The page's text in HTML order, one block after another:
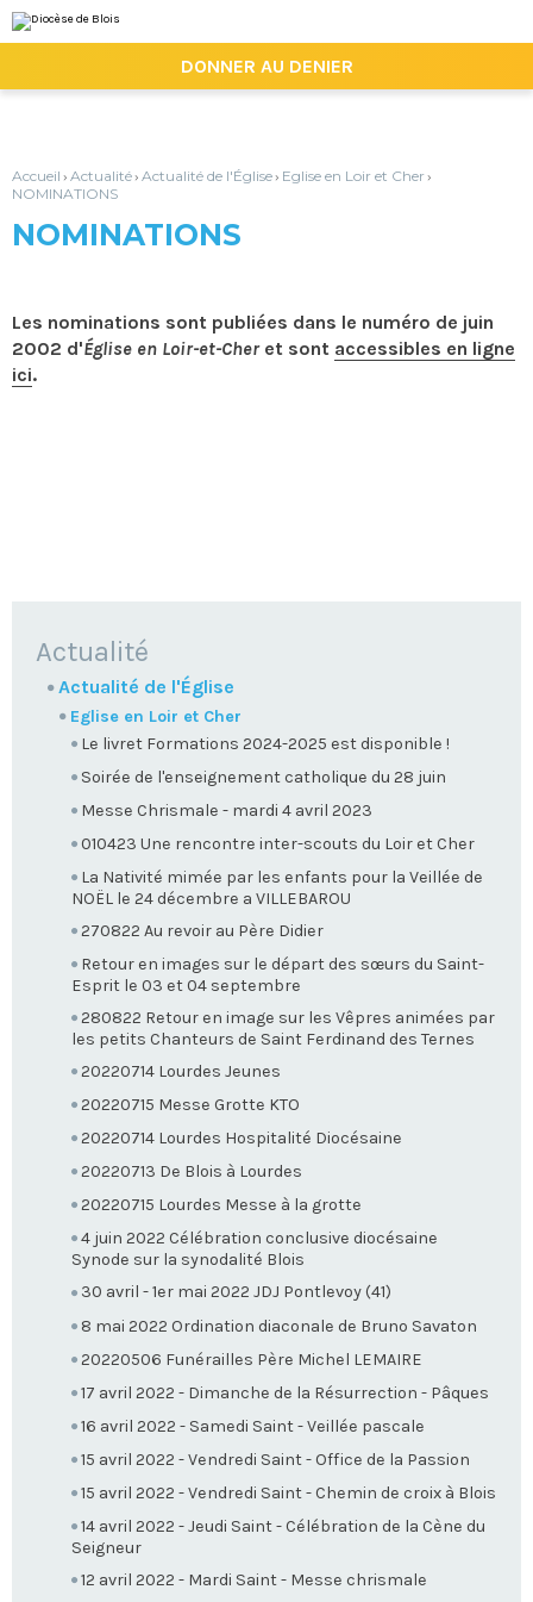
au
contenu.
la
personnels
DONNER AU DENIER
Accueil › Actualité› Actualité de l'Église› Eglise en Loir et Cher›
NOMINATIONS
NOMINATIONS
Les nominations sont publiées dans le numéro de juin
2002 d'Église en Loir-et-Cheret sont accessibles en ligne
ici.
NAVIGATION
Actualité
Actualité de l'Église
Eglise en Loir et Cher
Le livret Formations 2024-2025 est disponible !
Soirée de l'enseignement catholique du 28 juin
Messe Chrismale - mardi 4 avril 2023
010423 Une rencontre inter-scouts du Loir et Cher
La Nativité mimée par les enfants pour la Veillée de
NOËL le 24 décembre a VILLEBAROU
270822 Au revoir au Père Didier
Retour en images sur le départ des sœurs du Saint-
Esprit le 03 et 04 septembre
280822 Retour en image sur les Vêpres animées par
les petits Chanteurs de Saint Ferdinand des Ternes
20220714 Lourdes Jeunes
20220715 Messe Grotte KTO
20220714 Lourdes Hospitalité Diocésaine
20220713 De Blois à Lourdes
20220715 Lourdes Messe à la grotte
4 juin 2022 Célébration conclusive diocésaine
Synode sur la synodalité Blois
30 avril - 1er mai 2022 JDJ Pontlevoy (41)
8 mai 2022 Ordination diaconale de Bruno Savaton
20220506 Funérailles Père Michel LEMAIRE
17 avril 2022 - Dimanche de la Résurrection - Pâques
16 avril 2022 - Samedi Saint - Veillée pascale
15 avril 2022 - Vendredi Saint - Office de la Passion
15 avril 2022 - Vendredi Saint - Chemin de croix à Blois
14 avril 2022 - Jeudi Saint - Célébration de la Cène du
Seigneur
12 avril 2022 - Mardi Saint - Messe chrismale